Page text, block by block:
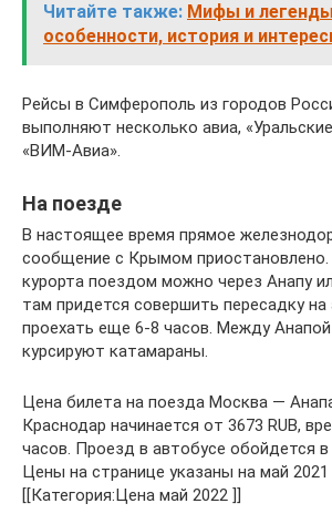
Читайте также: Мифы и
особенности, история и
Рейсы в Симферополь из городов
выполняют несколько авиа,
«ВИМ-Авиа».
На поезде
В настоящее время прямое
сообщение с Крымом
курорта поездом можно через Анапу
там придется совершить пересадку на
проехать еще 6-8 часов. Между
курсируют катамараны.
Цена билета на поезда Москва —
Краснодар начинается от 3673 RUB,
часов. Проезд в автобусе обойдется в
Цены на странице указаны на май 2021
[[Категория:Цена май 2022 ]]